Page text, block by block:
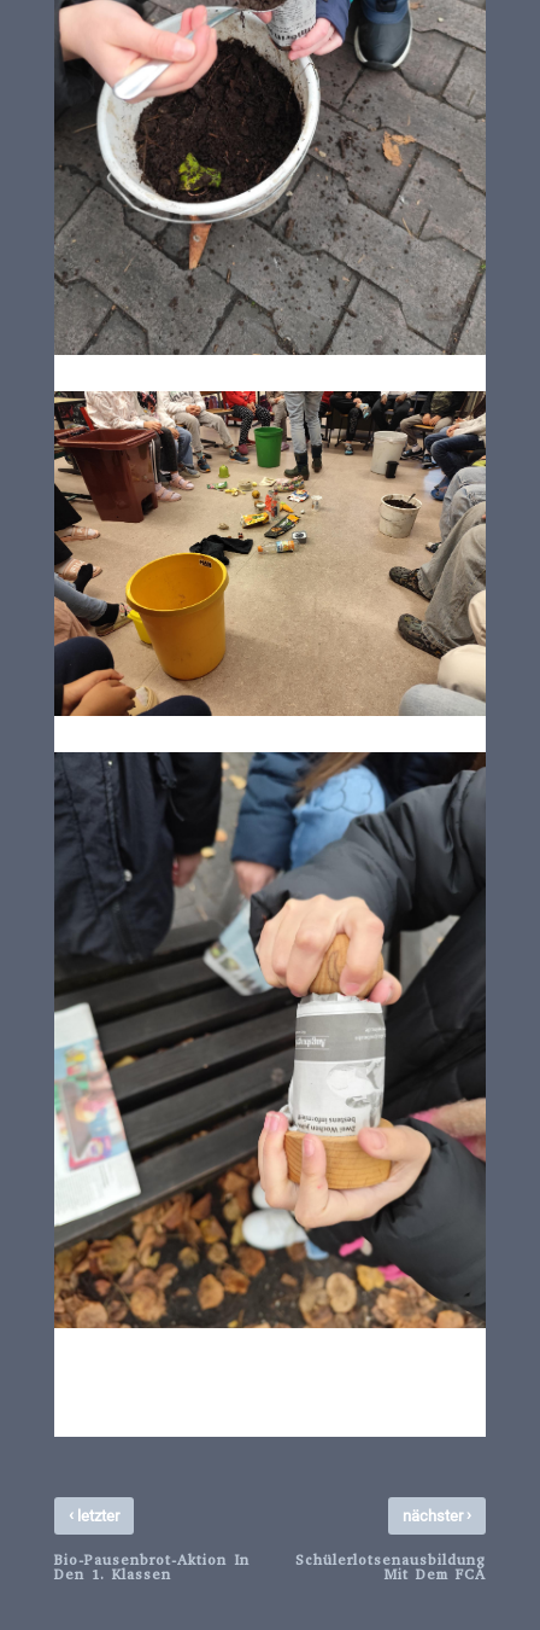
‹letzter
Bio-Pausenbrot-Aktion In
Den 1. Klassen
nächster ›
Schülerlotsenausbildung
Mit Dem FCA